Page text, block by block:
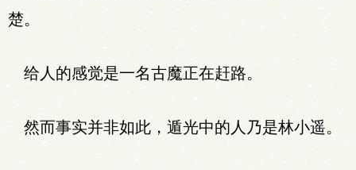
楚。
给人的感觉是一名古魔正在赶路。
然而事实并非如此，遁光中的人乃是林小遥。